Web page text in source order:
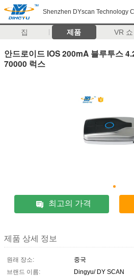
Shenzhen DYscan Technology
집 제품 VR 쇼
안드로이드 IOS 200mA 블루투스
70000 럭스
최고의 가격
제품 상세 정보
원래 장소:
중국
브랜드 이름:
Dingyu/ DY SCAN